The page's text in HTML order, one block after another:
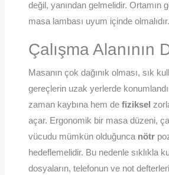
değil, yanından gelmelidir. Ortamın
masa lambası uyum içinde olmalıdır.
Çalışma Alanının
Masanın çok dağınık olması, sık
gereçlerin uzak yerlerde
zaman kaybına hem de fiziksel
açar. Ergonomik bir masa düzeni,
vücudu mümkün olduğunca nötr
hedeflemelidir. Bu nedenle sıklıkla
dosyaların, telefonun ve not